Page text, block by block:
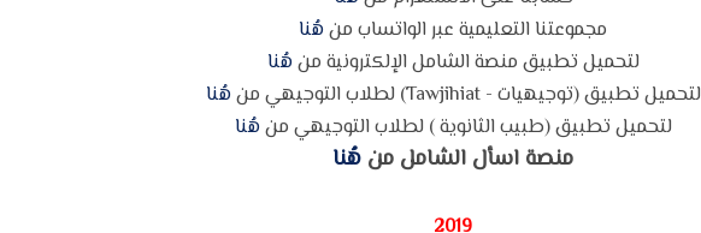
مجموعتنا التعليمية عبر الواتساب منهُنا
لتحميل تطبيق منصة الشامل الإلكترونية منهُنا
لتحميل تطبيق (توجيهيات - Tawjihiat) لطلاب التوجيهي من
هُنا
لتحميل تطبيق (طبيب الثانوية ) لطلاب التوجيهي منهُنا
منصة اسأل الشامل من هُنا